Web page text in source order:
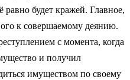
будет кражей. Главное,
к совершаемому деянию.
с момента, когда
и получил
имуществом по своему